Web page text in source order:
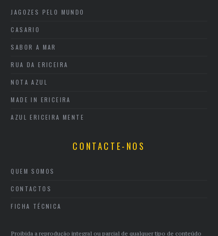
JAGOZES PELO MUNDO
CASARIO
SABOR A MAR
RUA DA ERICEIRA
NOTA AZUL
MADE IN ERICEIRA
AZUL ERICEIRA MENTE
CONTACTE-NOS
QUEM SOMOS
CONTACTOS
FICHA TÉCNICA
Proibida a reprodução integral ou parcial de qualquer tipo de conteúdo